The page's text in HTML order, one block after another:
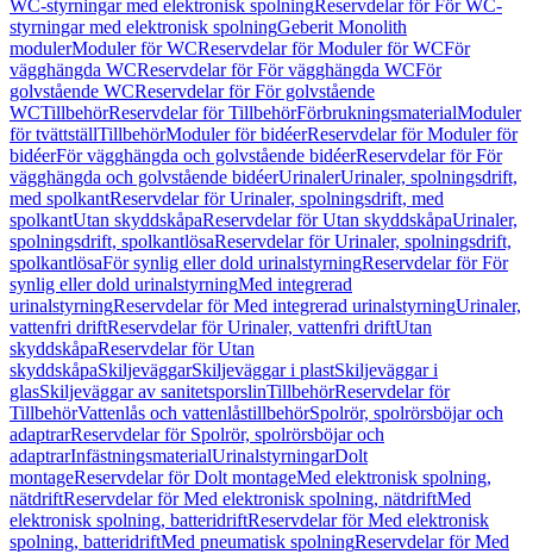
WC-styrningar med elektronisk spolningReservdelar för För WC-
styrningar med elektronisk spolningGeberit Monolith
modulerModuler för WCReservdelar för Moduler för WCFör
vägghängda WCReservdelar för För vägghängda WCFör
golvstående WCReservdelar för För golvstående
WCTillbehörReservdelar för TillbehörFörbrukningsmaterialModuler
för tvättställTillbehörModuler för bidéerReservdelar för Moduler för
bidéerFör vägghängda och golvstående bidéerReservdelar för För
vägghängda och golvstående bidéerUrinalerUrinaler, spolningsdrift,
med spolkantReservdelar för Urinaler, spolningsdrift, med
spolkantUtan skyddskåpaReservdelar för Utan skyddskåpaUrinaler,
spolningsdrift, spolkantlösaReservdelar för Urinaler, spolningsdrift,
spolkantlösaFör synlig eller dold urinalstyrningReservdelar för För
synlig eller dold urinalstyrningMed integrerad
urinalstyrningReservdelar för Med integrerad urinalstyrningUrinaler,
vattenfri driftReservdelar för Urinaler, vattenfri driftUtan
skyddskåpaReservdelar för Utan
skyddskåpaSkiljeväggarSkiljeväggar i plastSkiljeväggar i
glasSkiljeväggar av sanitetsporslinTillbehörReservdelar för
TillbehörVattenlås och vattenlåstillbehörSpolrör, spolrörsböjar och
adaptrarReservdelar för Spolrör, spolrörsböjar och
adaptrarInfästningsmaterialUrinalstyrningarDolt
montageReservdelar för Dolt montageMed elektronisk spolning,
nätdriftReservdelar för Med elektronisk spolning, nätdriftMed
elektronisk spolning, batteridriftReservdelar för Med elektronisk
spolning, batteridriftMed pneumatisk spolningReservdelar för Med